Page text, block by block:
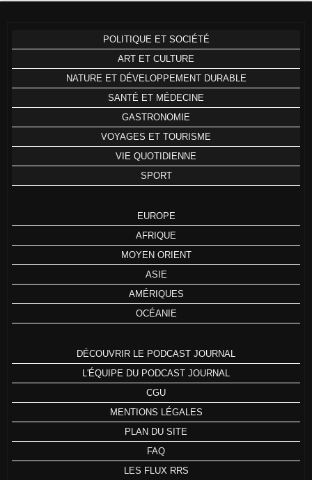
POLITIQUE ET SOCIÉTÉ
ART ET CULTURE
NATURE ET DÉVELOPPEMENT DURABLE
SANTÉ ET MÉDECINE
GASTRONOMIE
VOYAGES ET TOURISME
VIE QUOTIDIENNE
SPORT
EUROPE
AFRIQUE
MOYEN ORIENT
ASIE
AMÉRIQUES
OCÉANIE
DÉCOUVRIR LE PODCAST JOURNAL
L'ÉQUIPE DU PODCAST JOURNAL
CGU
MENTIONS LÉGALES
PLAN DU SITE
FAQ
LES FLUX RRS